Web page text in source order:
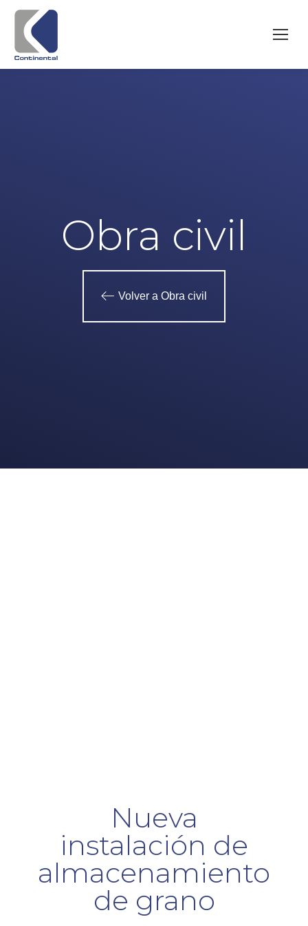
Obra civil
Volver a Obra civil
Nueva
instalación de
almacenamiento
de grano